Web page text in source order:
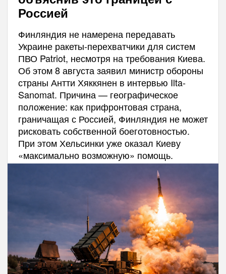
Россией
Финляндия не намерена передавать
Украине ракеты-перехватчики для систем
ПВО Patriot, несмотря на требования Киева.
Об этом 8 августа заявил министр обороны
страны Антти Хяккянен в интервью Ilta-
Sanomat. Причина — географическое
положение: как прифронтовая страна,
граничащая с Россией, Финляндия не может
рисковать собственной боеготовностью.
При этом Хельсинки уже оказал Киеву
«максимально возможную» помощь.